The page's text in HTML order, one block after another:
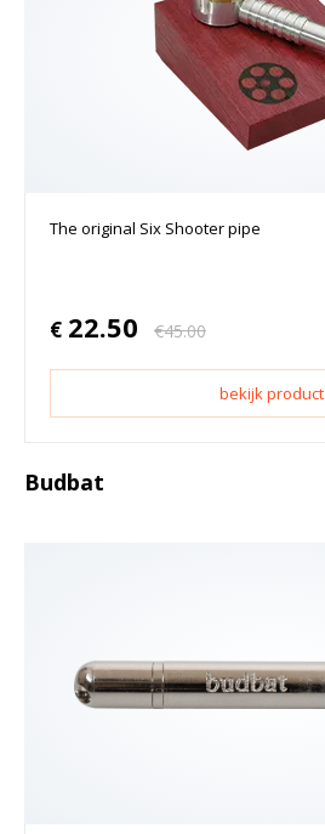
The original Six Shooter pipe
€ 22.50 €45.00
bekijk product
Budbat